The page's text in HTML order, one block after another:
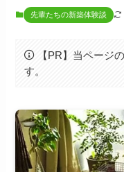
先輩たちの新築体験談
【PR】当ページ
す。